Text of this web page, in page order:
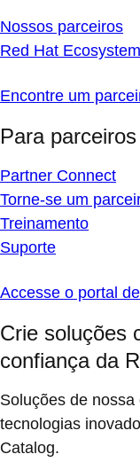
Nossos parceiros
Red Hat
Encontre um
Para parceiros
Partner Connect
Torne-se um
Treinamento
Suporte
Accesse o portal
Crie soluções
confiança da
Soluções de
tecnologias
Catalog.